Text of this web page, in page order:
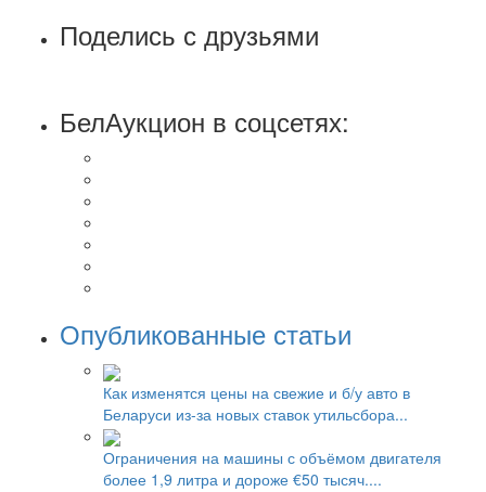
Поделись с друзьями
БелАукцион в соцсетях:
Опубликованные статьи
Как изменятся цены на свежие и б/у авто в
Беларуси из-за новых ставок утильсбора...
Ограничения на машины с объёмом двигателя
более 1,9 литра и дороже €50 тысяч....